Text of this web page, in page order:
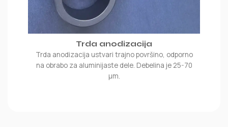
Trda anodizacija
Trda anodizacija ustvari trajno površino, odporno
na obrabo za aluminijaste dele. Debelina je 25-70
μm.